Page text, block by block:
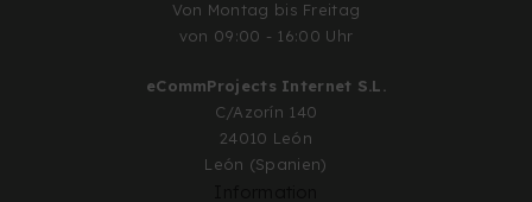
Von Montag bis Freitag
von 09:00 - 16:00 Uhr
eCommProjects Internet S.L.
C/Azorín 140
24010 León
León (Spanien)